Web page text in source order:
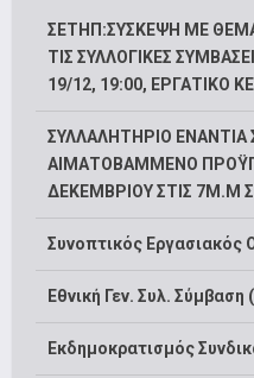
ΣΕΤΗΠ:ΣΥΣΚΕΨΗ ΜΕ ΘΕΜΑ
ΤΙΣ ΣΥΛΛΟΓΙΚΕΣ
19/12, 19:00, ΕΡΓΑΤΙΚΟ
ΣΥΛΛΑΛΗΤΗΡΙΟ
ΑΙΜΑΤΟΒΑΜΜΕΝΟ
ΔΕΚΕΜΒΡΙΟΥ ΣΤΙΣ 7Μ.Μ
Συνοπτικός
Εθνική Γεν. Συλ. Σύμβαση
Εκδημοκρατισμός